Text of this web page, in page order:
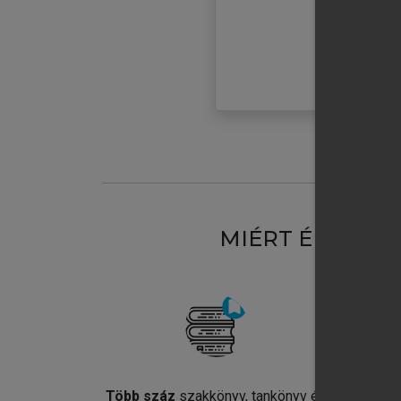
MIÉRT
Több száz szakkönyv, tankönyv és